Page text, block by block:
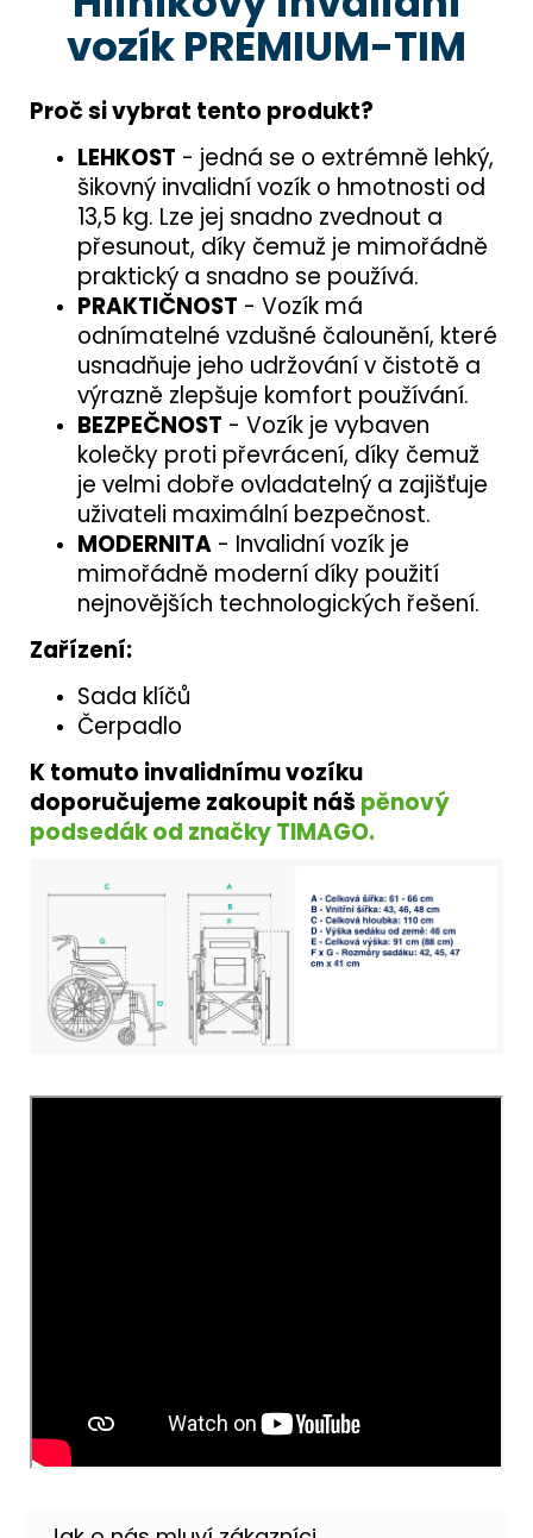
vozík PREMIUM-TIM
Proč si vybrat tento produkt?
LEHKOST - jedná se o extrémně lehký,
šikovný invalidní vozík o hmotnosti od
13,5 kg. Lze jej snadno zvednout a
přesunout, díky čemuž je mimořádně
praktický a snadno se používá.
PRAKTIČNOST - Vozík má
odnímatelné vzdušné čalounění, které
usnadňuje jeho udržování v čistotě a
výrazně zlepšuje komfort používání.
BEZPEČNOST - Vozík je vybaven
kolečky proti převrácení, díky čemuž
je velmi dobře ovladatelný a zajišťuje
uživateli maximální bezpečnost.
MODERNITA - Invalidní vozík je
mimořádně moderní díky použití
nejnovějších technologických řešení.
Zařízení:
Sada klíčů
Čerpadlo
K tomuto invalidnímu vozíku
doporučujeme zakoupit náš pěnový
podsedák od značky TIMAGO.